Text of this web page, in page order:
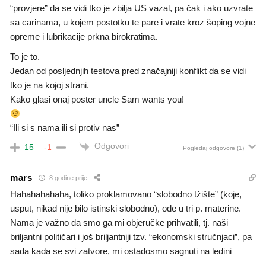
“provjere” da se vidi tko je zbilja US vazal, pa čak i ako uzvrate
sa carinama, u kojem postotku te pare i vrate kroz šoping vojne
opreme i lubrikacije prkna birokratima.
To je to.
Jedan od posljednjih testova pred značajniji konflikt da se vidi
tko je na kojoj strani.
Kako glasi onaj poster uncle Sam wants you!
“Ili si s nama ili si protiv nas”
15 -1 Odgovori Pogledaj odgovore (1)
mars 8 godine prije
Hahahahahaha, toliko proklamovano “slobodno tžište” (koje,
usput, nikad nije bilo istinski slobodno), ode u tri p. materine.
Nama je važno da smo ga mi objeručke prihvatili, tj. naši
briljantni političari i još briljantniji tzv. “ekonomski stručnjaci”, pa
sada kada se svi zatvore, mi ostadosmo sagnuti na ledini